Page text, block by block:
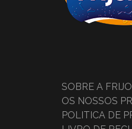
SOBRE A
OS NOSSOS
POLÍTICA DE